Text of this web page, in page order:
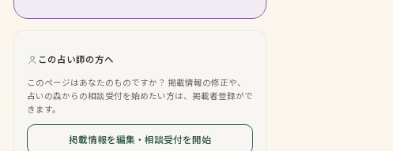
この占い師の方へ
このページはあなたのものですか？ 掲載情報の修正や、
占いの森からの相談受付を始めたい方は、掲載者登録がで
きます。
掲載情報を編集・相談受付を開始